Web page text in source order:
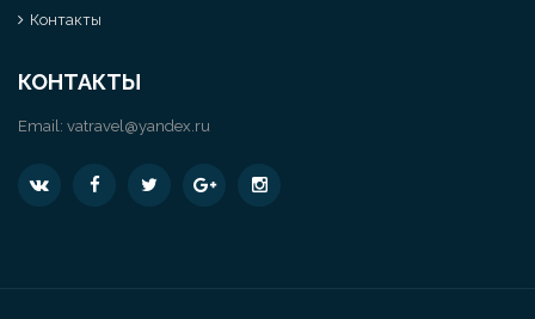
Контакты
КОНТАКТЫ
Email: vatravel@yandex.ru